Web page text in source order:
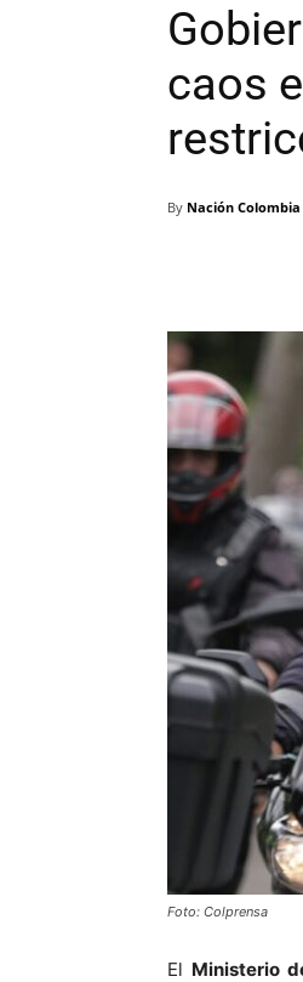
caos
By Nación Colombia
Foto: Colprensa
El Ministerio